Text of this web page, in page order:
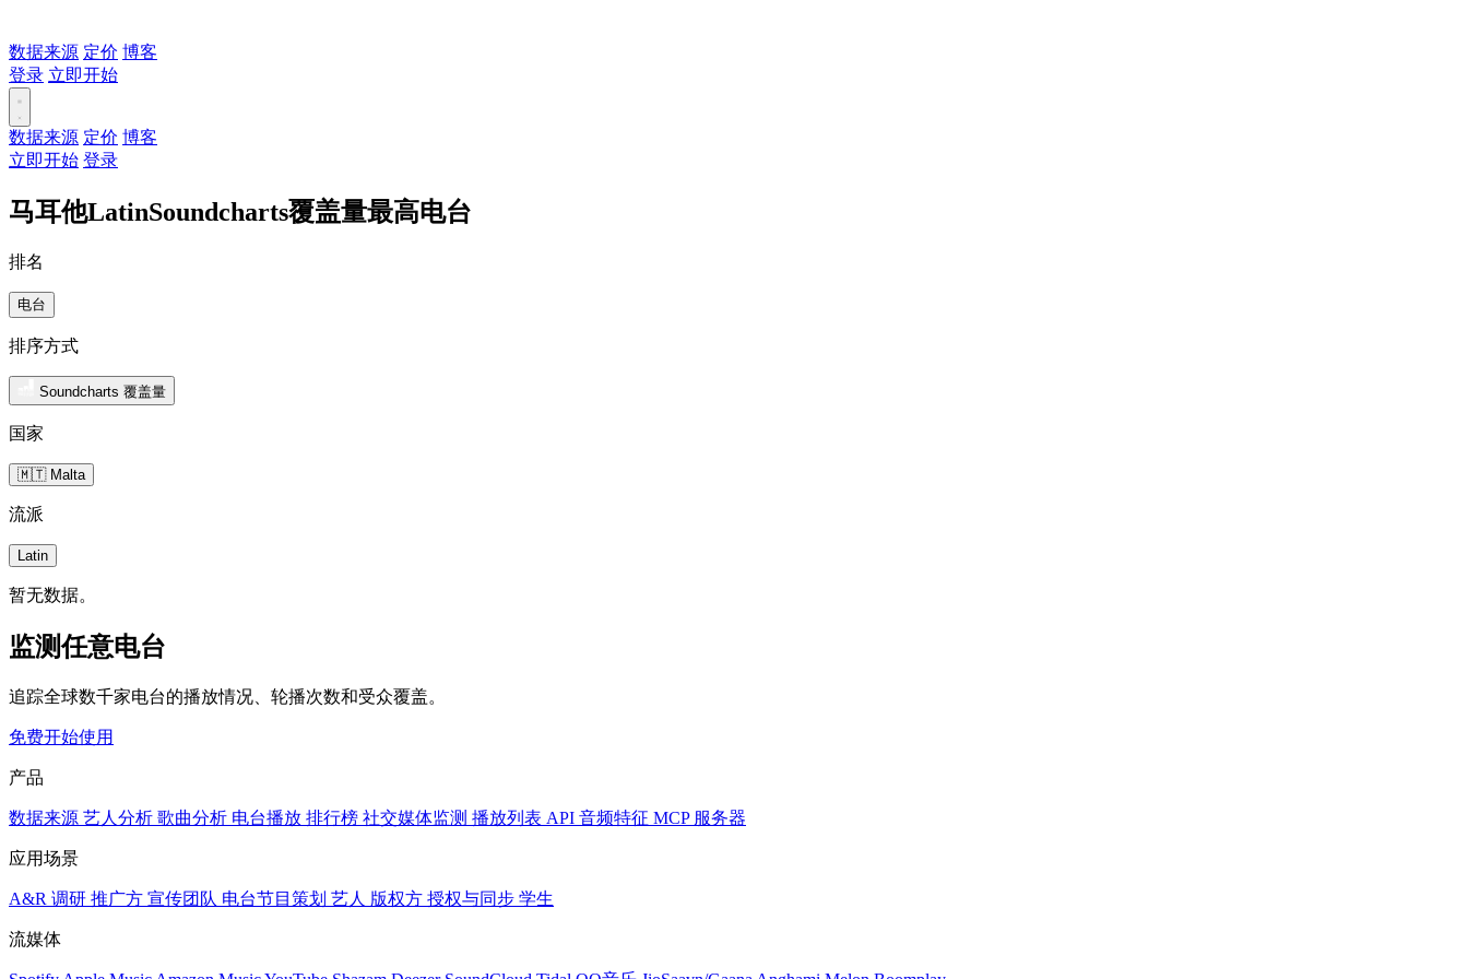
数据来源 定价 博客
登录 立即开始
数据来源 定价 博客
立即开始 登录
马耳他LatinSoundcharts覆盖量最高电台
排名
电台
排序方式
Soundcharts 覆盖量
国家
🇲🇹 Malta
流派
Latin
暂无数据。
监测任意电台
追踪全球数千家电台的播放情况、轮播次数和受众覆盖。
免费开始使用
产品
数据来源 艺人分析 歌曲分析 电台播放 排行榜 社交媒体监测 播放列表 API 音频特征 MCP 服务器
应用场景
A&R 调研 推广方 宣传团队 电台节目策划 艺人 版权方 授权与同步 学生
流媒体